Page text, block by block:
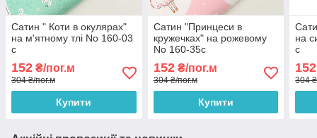
Сатин " Коти в окулярах"
на м'ятному тлі No 160-03
с
152 ₴/пог.м
304 ₴/пог.м
Купити
Сатин "Принцеси в
кружечках" на рожевому
No 160-35с
152₴/пог.м
304 ₴/пог.м
Купити
на
с
152
304